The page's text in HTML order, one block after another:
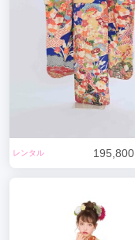
レンタル 195,800